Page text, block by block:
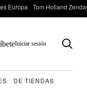
Europa Tom Holland
Iniciar sesión
DE TIENDAS